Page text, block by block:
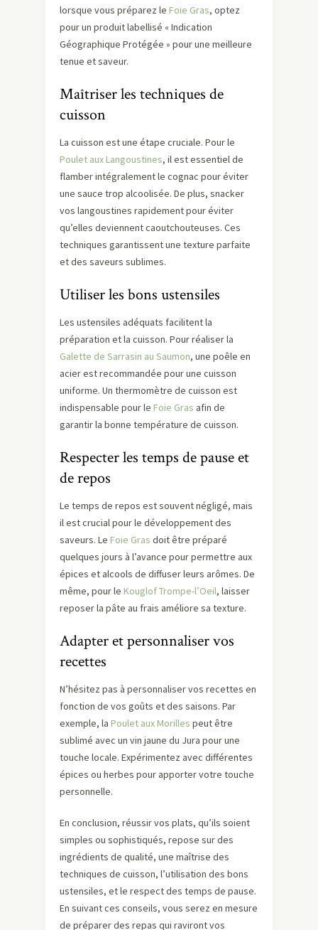
lorsque vous préparez le Foie Gras, optez
pour un produit labellisé « Indication
Géographique Protégée » pour une meilleure
tenue et saveur.
Maîtriser les techniques de
cuisson
La cuisson est une étape cruciale. Pour le
Poulet aux Langoustines, il est essentiel de
flamber intégralement le cognac pour éviter
une sauce trop alcoolisée. De plus, snacker
vos langoustines rapidement pour éviter
qu’elles deviennent caoutchouteuses. Ces
techniques garantissent une texture parfaite
et des saveurs sublimes.
Utiliser les bons ustensiles
Les ustensiles adéquats facilitent la
préparation et la cuisson. Pour réaliser la
Galette de Sarrasin au Saumon, une poêle en
acier est recommandée pour une cuisson
uniforme. Un thermomètre de cuisson est
indispensable pour le Foie Gras afin de
garantir la bonne température de cuisson.
Respecter les temps de pause et
de repos
Le temps de repos est souvent négligé, mais
il est crucial pour le développement des
saveurs. Le Foie Gras doit être préparé
quelques jours à l’avance pour permettre aux
épices et alcools de diffuser leurs arômes. De
même, pour le Kouglof Trompe-l’Oeil, laisser
reposer la pâte au frais améliore sa texture.
Adapter et personnaliser vos
recettes
N’hésitez pas à personnaliser vos recettes en
fonction de vos goûts et des saisons. Par
exemple, la Poulet aux Morilles peut être
sublimé avec un vin jaune du Jura pour une
touche locale. Expérimentez avec différentes
épices ou herbes pour apporter votre touche
personnelle.
En conclusion, réussir vos plats, qu’ils soient
simples ou sophistiqués, repose sur des
ingrédients de qualité, une maîtrise des
techniques de cuisson, l’utilisation des bons
ustensiles, et le respect des temps de pause.
En suivant ces conseils, vous serez en mesure
de préparer des repas qui raviront vos